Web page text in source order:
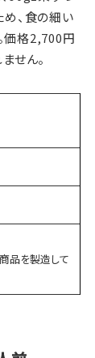
、食の細い
価格2,700円
せん。
品を製造して